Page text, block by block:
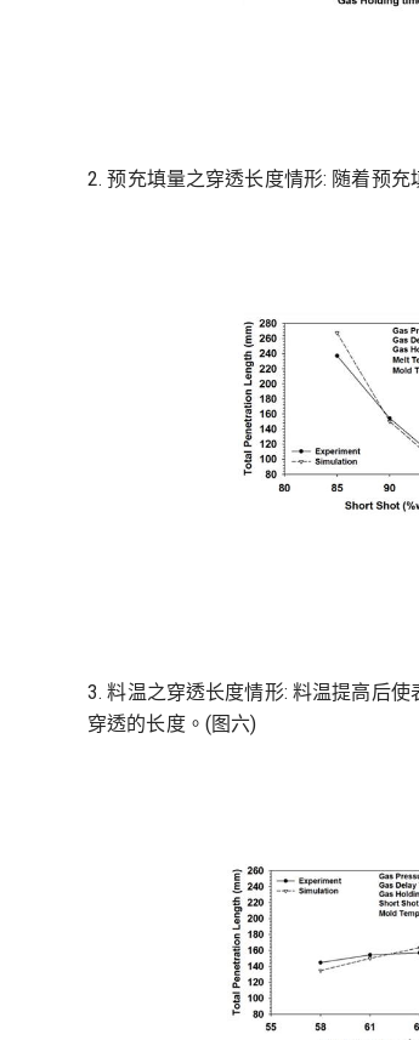
2. 预充填量之穿透长度情形: 随着预
3. 料温之穿透长度情形: 料温提高后
穿透的长度。(图六)